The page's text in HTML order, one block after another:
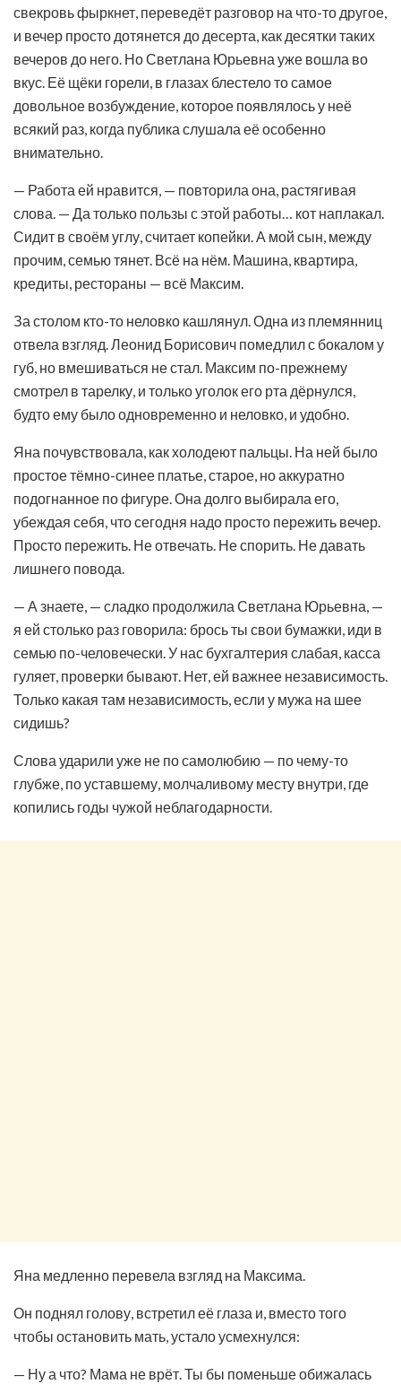
свекровь фыркнет, переведёт разговор на что-то другое,
и вечер просто дотянется до десерта, как десятки таких
вечеров до него. Но Светлана Юрьевна уже вошла во
вкус. Её щёки горели, в глазах блестело то самое
довольное возбуждение, которое появлялось у неё
всякий раз, когда публика слушала её особенно
внимательно.
— Работа ей нравится, — повторила она, растягивая
слова. — Да только пользы с этой работы… кот наплакал.
Сидит в своём углу, считает копейки. А мой сын, между
прочим, семью тянет. Всё на нём. Машина, квартира,
кредиты, рестораны — всё Максим.
За столом кто-то неловко кашлянул. Одна из племянниц
отвела взгляд. Леонид Борисович помедлил с бокалом у
губ, но вмешиваться не стал. Максим по-прежнему
смотрел в тарелку, и только уголок его рта дёрнулся,
будто ему было одновременно и неловко, и удобно.
Яна почувствовала, как холодеют пальцы. На ней было
простое тёмно-синее платье, старое, но аккуратно
подогнанное по фигуре. Она долго выбирала его,
убеждая себя, что сегодня надо просто пережить вечер.
Просто пережить. Не отвечать. Не спорить. Не давать
лишнего повода.
— А знаете, — сладко продолжила Светлана Юрьевна, —
я ей столько раз говорила: брось ты свои бумажки, иди в
семью по-человечески. У нас бухгалтерия слабая, касса
гуляет, проверки бывают. Нет, ей важнее независимость.
Только какая там независимость, если у мужа на шее
сидишь?
Слова ударили уже не по самолюбию — по чему-то
глубже, по уставшему, молчаливому месту внутри, где
копились годы чужой неблагодарности.
Яна медленно перевела взгляд на Максима.
Он поднял голову, встретил её глаза и, вместо того
чтобы остановить мать, устало усмехнулся:
— Ну а что? Мама не врёт. Ты бы поменьше обижалась